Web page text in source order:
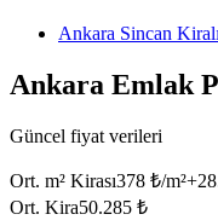
Ankara Sincan
Ankara Emlak
Güncel fiyat verileri
Ort. m² Kirası378 ₺/m²+
Ort. Kira50.285 ₺